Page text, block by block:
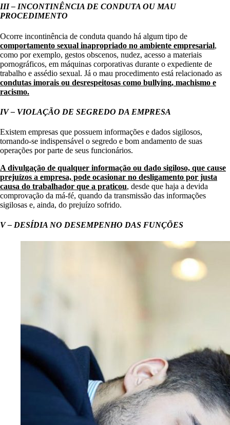
III – INCONTINÊNCIA DE CONDUTA OU MAU
PROCEDIMENTO
Ocorre incontinência de conduta quando há algum tipo de
comportamento sexual inapropriado no ambiente empresarial,
como por exemplo, gestos obscenos, nudez, acesso a materiais
pornográficos, em máquinas corporativas durante o expediente de
trabalho e assédio sexual. Já o mau procedimento está relacionado as
condutas imorais ou desrespeitosas como bullying, machismo e
racismo.
IV – VIOLAÇÃO DE SEGREDO DA EMPRESA
Existem empresas que possuem informações e dados sigilosos,
tornando-se indispensável o segredo e bom andamento de suas
operações por parte de seus funcionários.
A divulgação de qualquer informação ou dado sigiloso, que cause
prejuízos a empresa, pode ocasionar no desligamento por justa
causa do trabalhador que a praticou, desde que haja a devida
comprovação da má-fé, quando da transmissão das informações
sigilosas e, ainda, do prejuízo sofrido.
V – DESÍDIA NO DESEMPENHO DAS FUNÇÕES